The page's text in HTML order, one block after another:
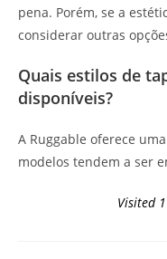
pena. Porém, se a
considerar outras
Quais estilos de
disponíveis?
A Ruggable oferece
modelos tendem a ser
Visited